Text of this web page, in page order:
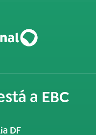
a EBC
DF